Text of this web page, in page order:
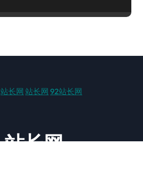
站长网 站长网 92站长网
站长网